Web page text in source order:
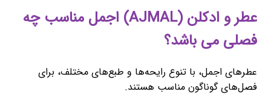
عطر و ادکلن (AJMAL) اجمل مناسب چه
فصلی می باشد؟
عطرهای اجمل، با تنوع رایحه‌ها و طبع‌های مختلف، برای
فصل‌های گوناگون مناسب هستند.